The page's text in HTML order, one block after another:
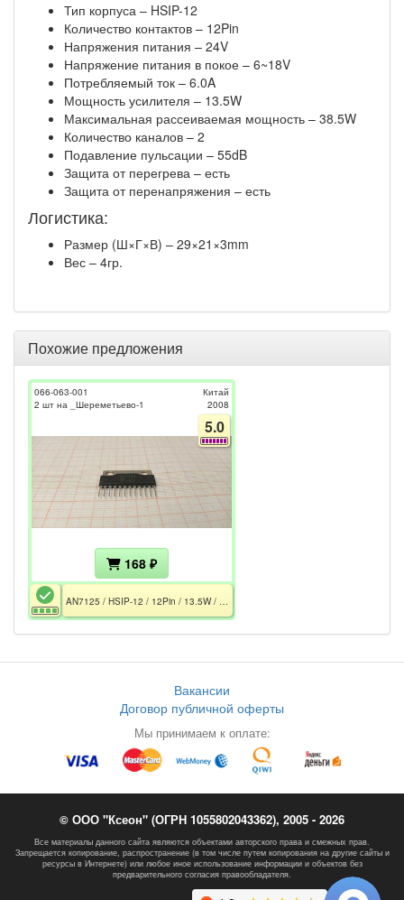
Тип корпуса – HSIP-12
Количество контактов – 12Pin
Напряжения питания – 24V
Напряжение питания в покое – 6~18V
Потребляемый ток – 6.0A
Мощность усилителя – 13.5W
Максимальная рассеиваемая мощность – 38.5W
Количество каналов – 2
Подавление пульсации – 55dB
Защита от перегрева – есть
Защита от перенапряжения – есть
Логистика:
Размер (Ш×Г×В) – 29×21×3mm
Вес – 4гр.
Похожие предложения
066-063-001
2 шт на _Шереметьево-1
Китай
2008
5.0
168 ₽
AN7125 / HSIP-12 / 12Pin / 13.5W / 24V / 6~18V / 6.0A / 38W / Stereo / Заводская упаковка / В эксплуатации не был
Вакансии
Договор публичной оферты
Мы принимаем к оплате:
© ООО "Ксеон" (ОГРН 1055802043362), 2005 - 2026
Все материалы данного сайта являются объектами авторского права и смежных прав.
Запрещается копирование, распространение (в том числе путем копирования на другие сайты и
ресурсы в Интернете) или любое иное использование информации и объектов без
предварительного согласия правообладателя.